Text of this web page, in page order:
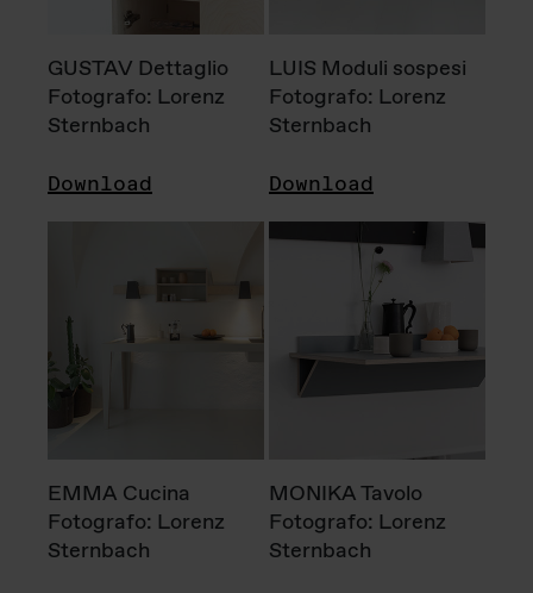
GUSTAV Dettaglio
Fotografo: Lorenz
Sternbach
Download
LUIS Moduli sospesi
Fotografo: Lorenz
Sternbach
Download
EMMA Cucina
Fotografo: Lorenz
Sternbach
MONIKA Tavolo
Fotografo: Lorenz
Sternbach